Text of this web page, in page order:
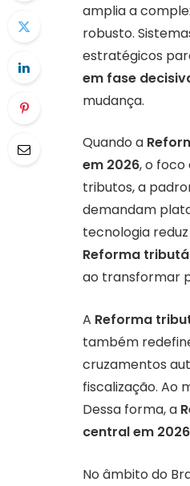
amplia a
robusto.
estratégicos
em fase
mudança.
Quando a
em 2026, o foco
tributos, a
demandam
tecnologia
Reforma
ao transformar
A Reforma
também
cruzamentos
fiscalização. Ao
Dessa forma, a
central em 2026
No âmbito do